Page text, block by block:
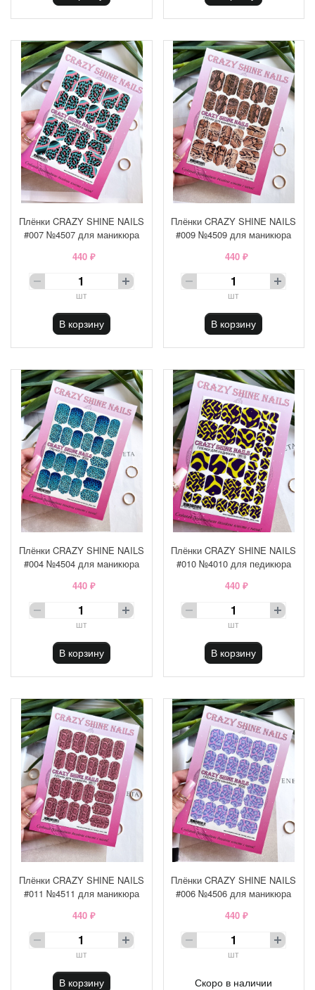
Плёнки CRAZY SHINE NAILS
#007 №4507 для маникюра
440 ₽
шт
В корзину
Плёнки CRAZY SHINE NAILS
#009 №4509 для маникюра
440 ₽
шт
В корзину
Плёнки CRAZY SHINE NAILS
#004 №4504 для маникюра
440 ₽
шт
В корзину
Плёнки CRAZY SHINE NAILS
#010 №4010 для педикюра
440 ₽
шт
В корзину
Плёнки CRAZY SHINE NAILS
#011 №4511 для маникюра
440 ₽
шт
В корзину
Плёнки CRAZY SHINE NAILS
#006 №4506 для маникюра
440 ₽
шт
Скоро в наличии